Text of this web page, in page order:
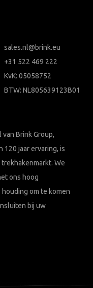
sales.nl@brink.eu
+31 522 469 222
KvK: 05058752
BTW: NL805639123B01
Brink Group,
120 jaar ervaring, is
We
ons hoog
om te komen
bij uw